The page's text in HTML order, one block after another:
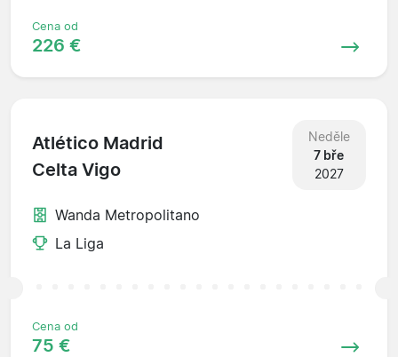
Cena od
226 €
Atlético Madrid
Celta Vigo
Neděle
7 bře
2027
Wanda Metropolitano
La Liga
Cena od
75 €